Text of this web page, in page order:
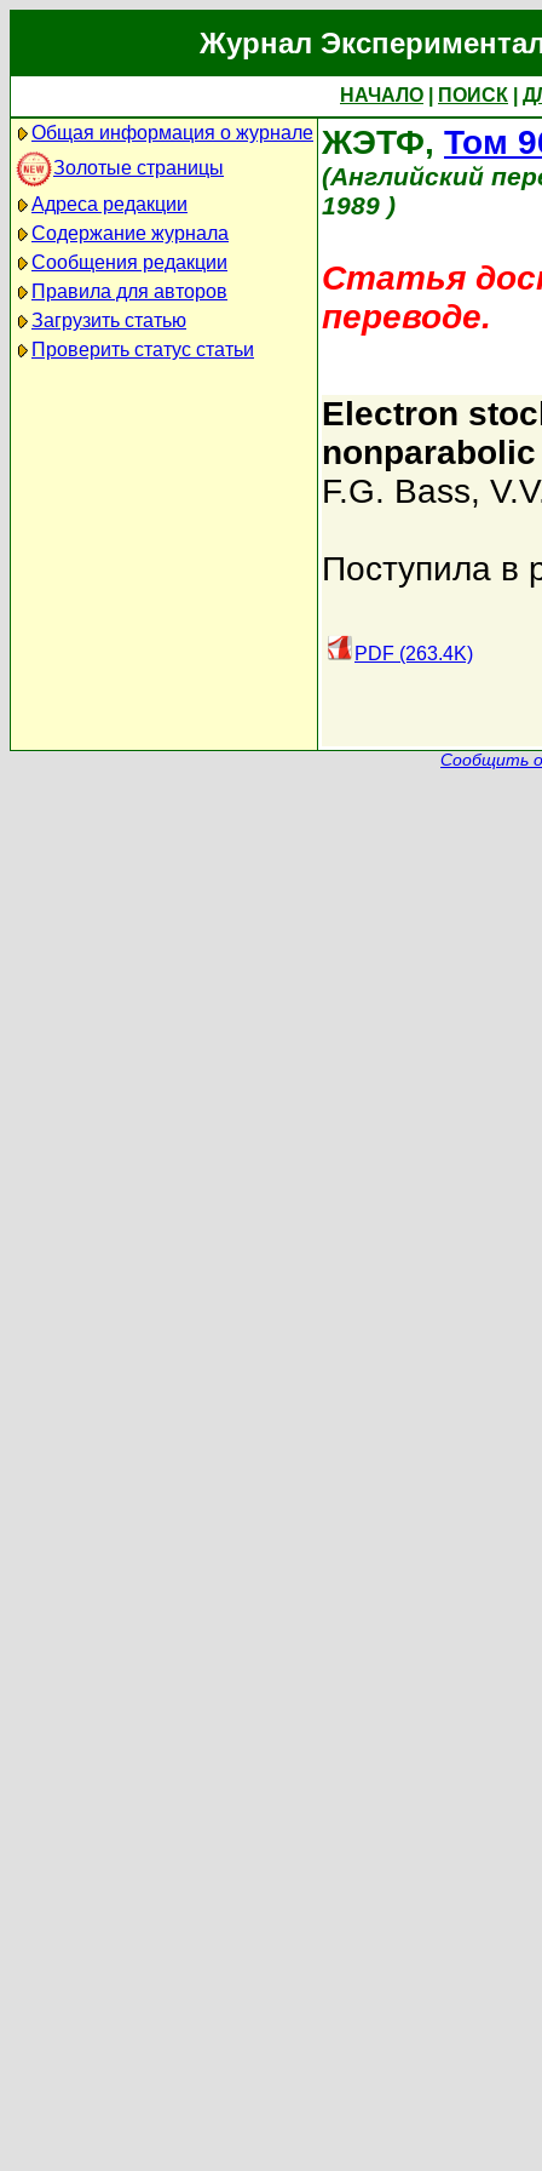
Журнал
НАЧАЛО ПОИСК
Общая информация о журнале
Золотые страницы
Адреса редакции
Содержание журнала
Сообщения редакции
Правила для авторов
Загрузить статью
Проверить статус статьи
ЖЭТФ, Том
(Английский
1989 )
Статья
переводе.
Electron
F.G. Bass,
Поступила в
PDF (263.4K)
Сообщить о